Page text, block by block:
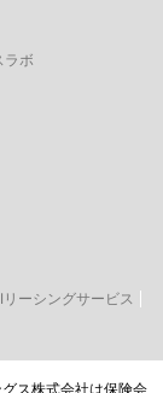
ラボ
ーシングサービス
ス株式会社は保険会